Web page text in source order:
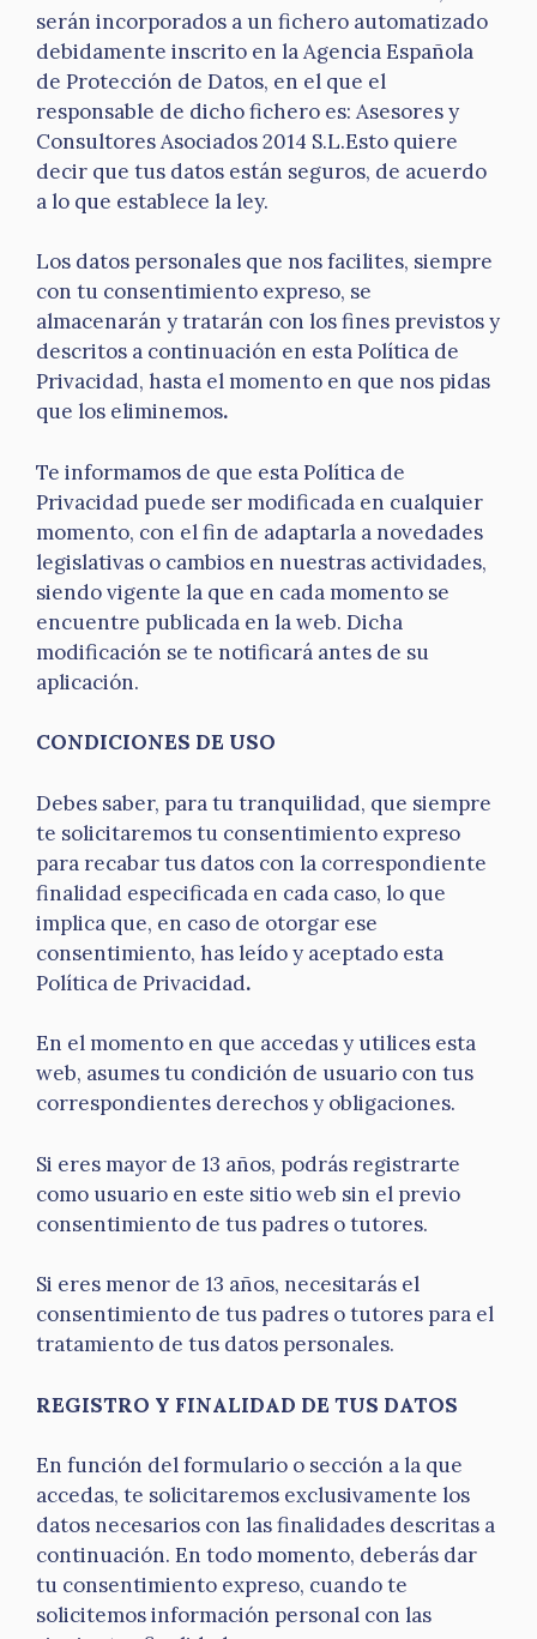
serán incorporados a un fichero automatizado
debidamente inscrito en la Agencia Española
de Protección de Datos, en el que el
responsable de dicho fichero es: Asesores y
Consultores Asociados 2014 S.L.Esto quiere
decir que tus datos están seguros, de acuerdo
a lo que establece la ley.
Los datos personales que nos facilites, siempre
con tu consentimiento expreso, se
almacenarán y tratarán con los fines previstos y
descritos a continuación en esta Política de
Privacidad, hasta el momento en que nos pidas
que los eliminemos.
Te informamos de que esta Política de
Privacidad puede ser modificada en cualquier
momento, con el fin de adaptarla a novedades
legislativas o cambios en nuestras actividades,
siendo vigente la que en cada momento se
encuentre publicada en la web. Dicha
modificación se te notificará antes de su
aplicación.
CONDICIONES DE USO
Debes saber, para tu tranquilidad, que siempre
te solicitaremos tu consentimiento expreso
para recabar tus datos con la correspondiente
finalidad especificada en cada caso, lo que
implica que, en caso de otorgar ese
consentimiento, has leído y aceptado esta
Política de Privacidad.
En el momento en que accedas y utilices esta
web, asumes tu condición de usuario con tus
correspondientes derechos y obligaciones.
Si eres mayor de 13 años, podrás registrarte
como usuario en este sitio web sin el previo
consentimiento de tus padres o tutores.
Si eres menor de 13 años, necesitarás el
consentimiento de tus padres o tutores para el
tratamiento de tus datos personales.
REGISTRO Y FINALIDAD DE TUS DATOS
En función del formulario o sección a la que
accedas, te solicitaremos exclusivamente los
datos necesarios con las finalidades descritas a
continuación. En todo momento, deberás dar
tu consentimiento expreso, cuando te
solicitemos información personal con las